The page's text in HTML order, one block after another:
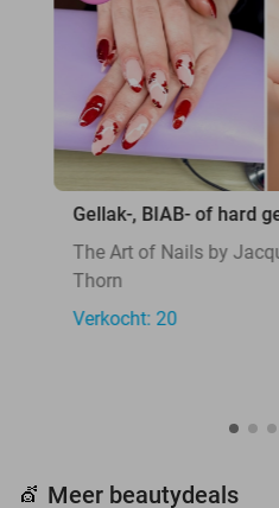
Gellak-, BIAB- of hard
The Art of Nails by
Thorn
Verkocht: 20
💇 Meer beautydeals